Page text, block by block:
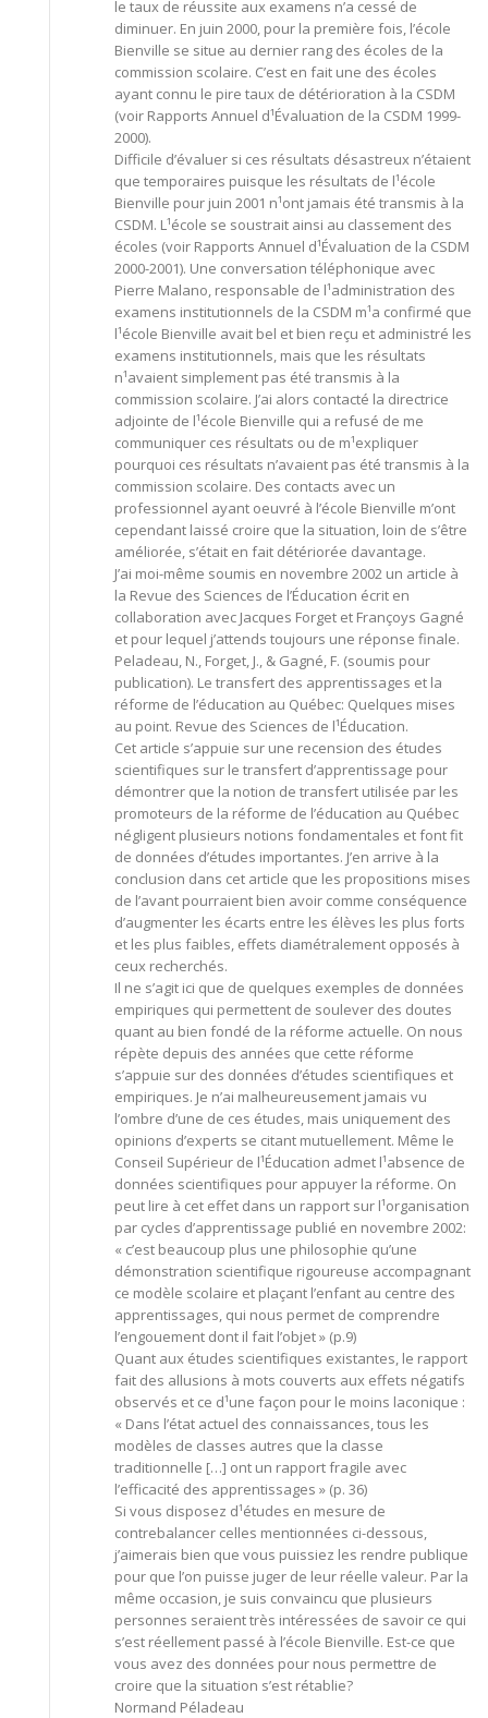
le taux de réussite aux examens n’a cessé de
diminuer. En juin 2000, pour la première fois, l’école
Bienville se situe au dernier rang des écoles de la
commission scolaire. C’est en fait une des écoles
ayant connu le pire taux de détérioration à la CSDM
(voir Rapports Annuel d¹Évaluation de la CSDM 1999-
2000).
Difficile d’évaluer si ces résultats désastreux n’étaient
que temporaires puisque les résultats de l¹école
Bienville pour juin 2001 n¹ont jamais été transmis à la
CSDM. L¹école se soustrait ainsi au classement des
écoles (voir Rapports Annuel d¹Évaluation de la CSDM
2000-2001). Une conversation téléphonique avec
Pierre Malano, responsable de l¹administration des
examens institutionnels de la CSDM m¹a confirmé que
l¹école Bienville avait bel et bien reçu et administré les
examens institutionnels, mais que les résultats
n¹avaient simplement pas été transmis à la
commission scolaire. J’ai alors contacté la directrice
adjointe de l¹école Bienville qui a refusé de me
communiquer ces résultats ou de m¹expliquer
pourquoi ces résultats n’avaient pas été transmis à la
commission scolaire. Des contacts avec un
professionnel ayant oeuvré à l’école Bienville m’ont
cependant laissé croire que la situation, loin de s’être
améliorée, s’était en fait détériorée davantage.
J’ai moi-même soumis en novembre 2002 un article à
la Revue des Sciences de l’Éducation écrit en
collaboration avec Jacques Forget et Françoys Gagné
et pour lequel j’attends toujours une réponse finale.
Peladeau, N., Forget, J., & Gagné, F. (soumis pour
publication). Le transfert des apprentissages et la
réforme de l’éducation au Québec: Quelques mises
au point. Revue des Sciences de l¹Éducation.
Cet article s’appuie sur une recension des études
scientifiques sur le transfert d’apprentissage pour
démontrer que la notion de transfert utilisée par les
promoteurs de la réforme de l’éducation au Québec
négligent plusieurs notions fondamentales et font fit
de données d’études importantes. J’en arrive à la
conclusion dans cet article que les propositions mises
de l’avant pourraient bien avoir comme conséquence
d’augmenter les écarts entre les élèves les plus forts
et les plus faibles, effets diamétralement opposés à
ceux recherchés.
Il ne s’agit ici que de quelques exemples de données
empiriques qui permettent de soulever des doutes
quant au bien fondé de la réforme actuelle. On nous
répète depuis des années que cette réforme
s’appuie sur des données d’études scientifiques et
empiriques. Je n’ai malheureusement jamais vu
l’ombre d’une de ces études, mais uniquement des
opinions d’experts se citant mutuellement. Même le
Conseil Supérieur de l¹Éducation admet l¹absence de
données scientifiques pour appuyer la réforme. On
peut lire à cet effet dans un rapport sur l¹organisation
par cycles d’apprentissage publié en novembre 2002:
« c’est beaucoup plus une philosophie qu’une
démonstration scientifique rigoureuse accompagnant
ce modèle scolaire et plaçant l’enfant au centre des
apprentissages, qui nous permet de comprendre
l’engouement dont il fait l’objet » (p.9)
Quant aux études scientifiques existantes, le rapport
fait des allusions à mots couverts aux effets négatifs
observés et ce d¹une façon pour le moins laconique :
« Dans l’état actuel des connaissances, tous les
modèles de classes autres que la classe
traditionnelle […] ont un rapport fragile avec
l’efficacité des apprentissages » (p. 36)
Si vous disposez d¹études en mesure de
contrebalancer celles mentionnées ci-dessous,
j’aimerais bien que vous puissiez les rendre publique
pour que l’on puisse juger de leur réelle valeur. Par la
même occasion, je suis convaincu que plusieurs
personnes seraient très intéressées de savoir ce qui
s’est réellement passé à l’école Bienville. Est-ce que
vous avez des données pour nous permettre de
croire que la situation s’est rétablie?
Normand Péladeau